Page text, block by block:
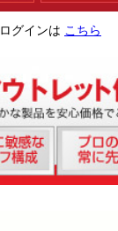
ログインは こちら